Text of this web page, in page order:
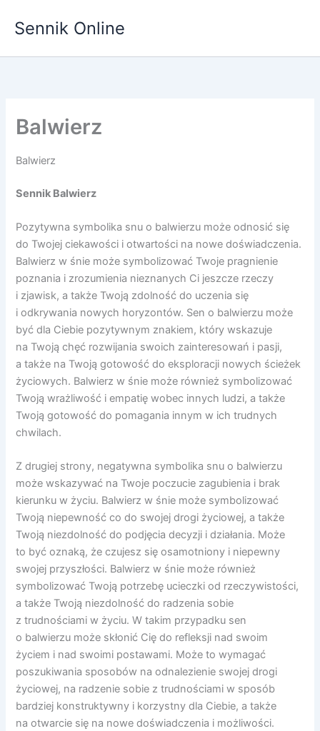
Sennik Online
Balwierz
Balwierz
Sennik Balwierz
Pozytywna symbolika snu o balwierzu może odnosić się
do Twojej ciekawości i otwartości na nowe doświadczenia.
Balwierz w śnie może symbolizować Twoje pragnienie
poznania i zrozumienia nieznanych Ci jeszcze rzeczy
i zjawisk, a także Twoją zdolność do uczenia się
i odkrywania nowych horyzontów. Sen o balwierzu może
być dla Ciebie pozytywnym znakiem, który wskazuje
na Twoją chęć rozwijania swoich zainteresowań i pasji,
a także na Twoją gotowość do eksploracji nowych ścieżek
życiowych. Balwierz w śnie może również symbolizować
Twoją wrażliwość i empatię wobec innych ludzi, a także
Twoją gotowość do pomagania innym w ich trudnych
chwilach.
Z drugiej strony, negatywna symbolika snu o balwierzu
może wskazywać na Twoje poczucie zagubienia i brak
kierunku w życiu. Balwierz w śnie może symbolizować
Twoją niepewność co do swojej drogi życiowej, a także
Twoją niezdolność do podjęcia decyzji i działania. Może
to być oznaką, że czujesz się osamotniony i niepewny
swojej przyszłości. Balwierz w śnie może również
symbolizować Twoją potrzebę ucieczki od rzeczywistości,
a także Twoją niezdolność do radzenia sobie
z trudnościami w życiu. W takim przypadku sen
o balwierzu może skłonić Cię do refleksji nad swoim
życiem i nad swoimi postawami. Może to wymagać
poszukiwania sposobów na odnalezienie swojej drogi
życiowej, na radzenie sobie z trudnościami w sposób
bardziej konstruktywny i korzystny dla Ciebie, a także
na otwarcie się na nowe doświadczenia i możliwości.